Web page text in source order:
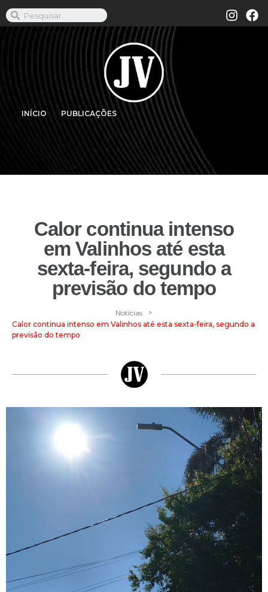
INÍCIO PUBLICAÇÕES
Calor continua intenso
em Valinhos até esta
sexta-feira, segundo a
previsão do tempo
Notícias >
Calor continua intenso em Valinhos até esta sexta-feira, segundo a
previsão do tempo